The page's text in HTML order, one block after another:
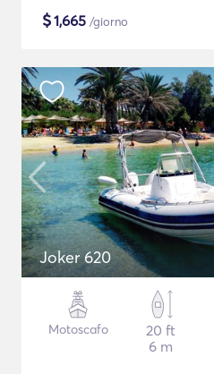
$1,665 /giorno
Joker 620
Motoscafo
20 ft
6 m